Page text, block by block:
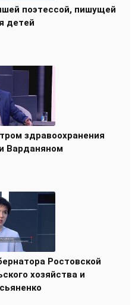
поэтессой, пишущей
детей
здравоохранения
Варданяном
Ростовской
хозяйства и